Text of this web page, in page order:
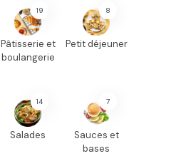
19
Pâtisserie et
boulangerie
8
Petit déjeuner
14
Salades
7
Sauces et
bases